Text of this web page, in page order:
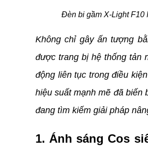
Đèn bi gầm X-Light F10
Không chỉ gây ấn tượng
được trang bị hệ thống tản
động liên tục trong điều
hiệu suất mạnh mẽ đã biến
đang tìm kiếm giải pháp
1. Ánh sáng Cos